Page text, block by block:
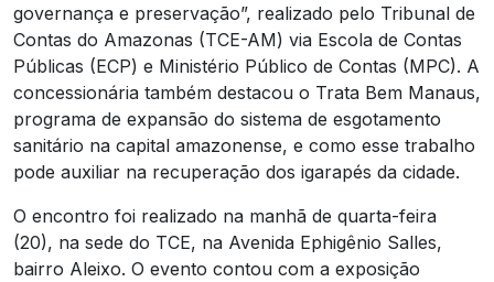
governança e preservação”, realizado pelo Tribunal de
Contas do Amazonas (TCE-AM) via Escola de Contas
Públicas (ECP) e Ministério Público de Contas (MPC). A
concessionária também destacou o Trata Bem Manaus,
programa de expansão do sistema de esgotamento
sanitário na capital amazonense, e como esse trabalho
pode auxiliar na recuperação dos igarapés da cidade.
O encontro foi realizado na manhã de quarta-feira
(20), na sede do TCE, na Avenida Ephigênio Salles,
bairro Aleixo. O evento contou com a exposição